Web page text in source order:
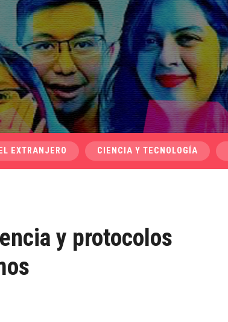
EXTRANJERO CIENCIA Y TECNOLOGÍA
y protocolos